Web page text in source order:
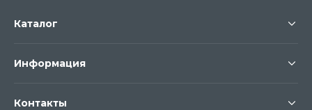
Каталог
Информация
Контакты